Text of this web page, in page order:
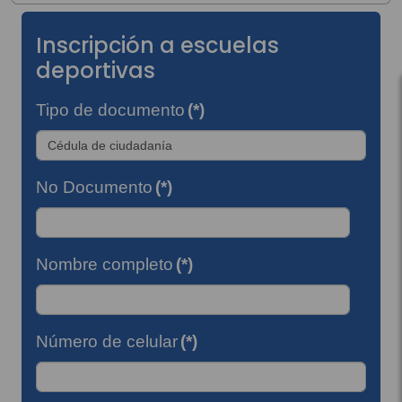
Inscripción a escuelas
deportivas
Tipo de documento (*)
No Documento (*)
Nombre completo (*)
Número de celular(*)